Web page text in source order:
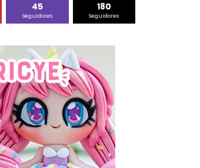
45
Seguidores
180
Seguidores